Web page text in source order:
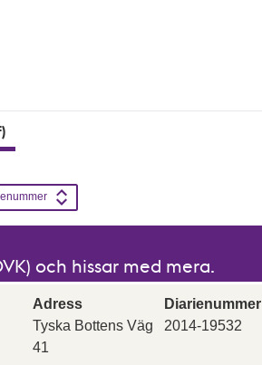
mellan stigande och fallande ordning.
på Stigande
och hissar med mera.
Adress
Tyska Bottens Väg
41
Diarienummer
2014-19532